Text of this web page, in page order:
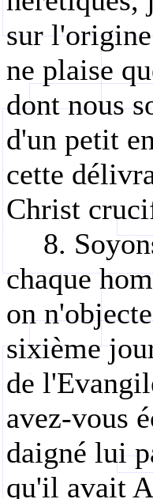
sur
ne plaise
dont nous
d'un petit
cette
Christ
8.
chaque
on
sixième
de
avez-vous
daigné lui
qu'il avait